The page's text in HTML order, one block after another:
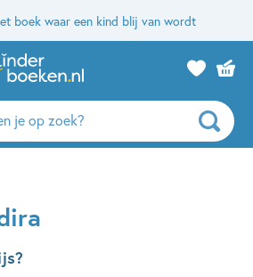
boek waar een kind blij van wordt